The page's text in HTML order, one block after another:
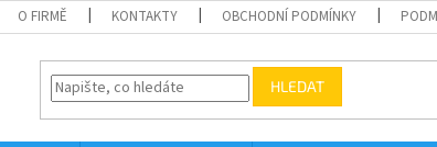
O FIRMĚ KONTAKTY OBCHODNÍ PODMÍNKY
HLEDAT